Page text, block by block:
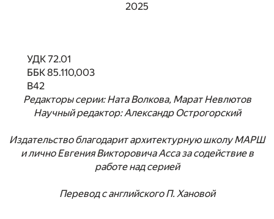
2025
УДК 72.01
ББК 85.110,003
В42
Редакторы серии: Ната Волкова, Марат Невлютов
Научный редактор: Александр Острогорский
Издательство благодарит архитектурную школу МАРШ
и лично Евгения Викторовича Асса за содействие в
работе над серией
Перевод с английского П. Хановой